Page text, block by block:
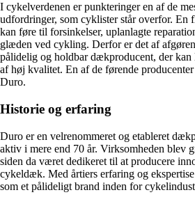
I cykelverdenen er punkteringer en af ​​de
udfordringer, som cyklister står overfor. En
kan føre til forsinkelser, uplanlagte
glæden ved cykling. Derfor er det af
pålidelig og holdbar dækproducent, der
af høj kvalitet. En af de førende
Duro.
Historie og erfaring
Duro er en velrenommeret og etableret
aktiv i mere end 70 år. Virksomheden blev
siden da været dedikeret til at producere
cykeldæk. Med årtiers erfaring og
som et pålideligt brand inden for